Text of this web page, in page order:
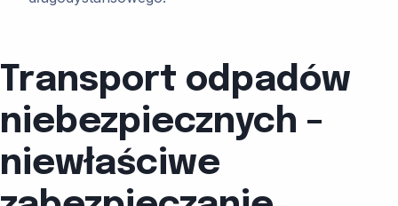
Transport odpadów
niebezpiecznych –
niewłaściwe